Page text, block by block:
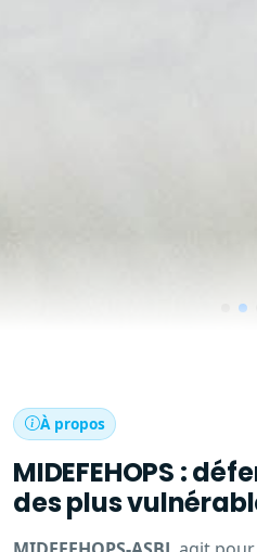
À propos
MIDEFEHOPS :
des plus